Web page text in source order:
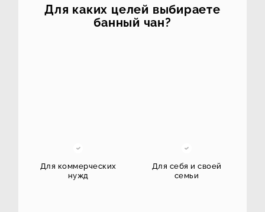
Для каких целей выбираете
банный чан?
Для коммерческих
нужд
Для себя и своей
семьи